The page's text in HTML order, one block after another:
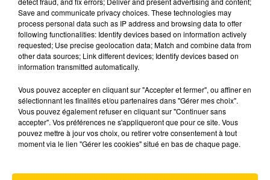
LA TÊTE DANS LE CULTE DU 21/06/26
Retour chaque semaine sur un film, un objet, un
album devenu culte pour toute une génération
!
I Knew It I Knew You
AVEYRON NORD
Save and communicate privacy choices. These technologies may
process personal data such as IP address and browsing data to offer
following functionalities: Identify devices based on information actively
requested; Use precise geolocation data; Match and combine data from
other data sources; Link different devices; Identify devices based on
information transmitted automatically.
Vous pouvez accepter en cliquant sur "Accepter et fermer", ou affiner en
sélectionnant les finalités et/ou partenaires dans "Gérer mes choix".
Vous pouvez également refuser en cliquant sur "Continuer sans
accepter". Vos préférences ne s'appliqueront que pour ce site. Vous
pouvez mettre à jour vos choix, ou retirer votre consentement à tout
moment via le lien "Gérer les cookies" situé en bas de chaque page.